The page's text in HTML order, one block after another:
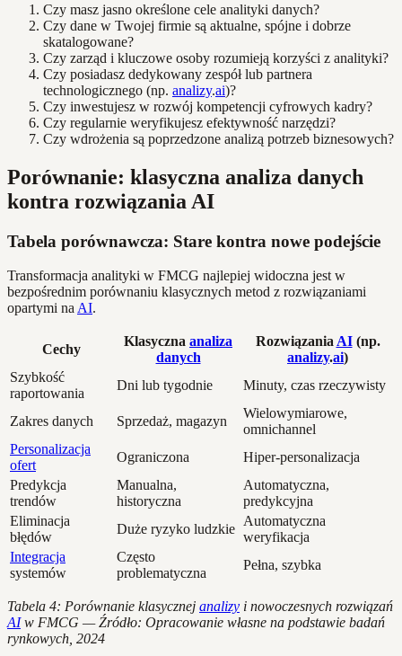
Czy masz jasno określone cele analityki danych?
Czy dane w Twojej firmie są aktualne, spójne i dobrze
skatalogowane?
Czy zarząd i kluczowe osoby rozumieją korzyści z analityki?
Czy posiadasz dedykowany zespół lub partnera
technologicznego (np. analizy.ai)?
Czy inwestujesz w rozwój kompetencji cyfrowych kadry?
Czy regularnie weryfikujesz efektywność narzędzi?
Czy wdrożenia są poprzedzone analizą potrzeb biznesowych?
Porównanie: klasyczna analiza danych
kontra rozwiązania AI
Tabela porównawcza: Stare kontra nowe podejście
Transformacja analityki w FMCG najlepiej widoczna jest w
bezpośrednim porównaniu klasycznych metod z rozwiązaniami
opartymi naAI.
Cechy
Klasyczna analiza
danych
RozwiązaniaAI(np.
analizy.ai)
Szybkość
raportowania
Dni lub tygodnie Minuty, czas rzeczywisty
Zakres danych Sprzedaż, magazyn
Wielowymiarowe,
omnichannel
Personalizacja
ofert
Ograniczona
Hiper-personalizacja
Predykcja
trendów
Manualna,
historyczna
Automatyczna,
predykcyjna
Eliminacja
błędów
Duże ryzyko ludzkie
Automatyczna
weryfikacja
Integracja
systemów
Często
problematyczna
Pełna, szybka
Tabela 4: Porównanie klasycznej analizy i nowoczesnych rozwiązań
AIw FMCG — Źródło: Opracowanie własne na podstawie badań
rynkowych, 2024